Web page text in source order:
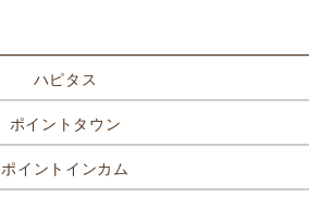
ハピタス
ポイントタウン
ポイントインカム